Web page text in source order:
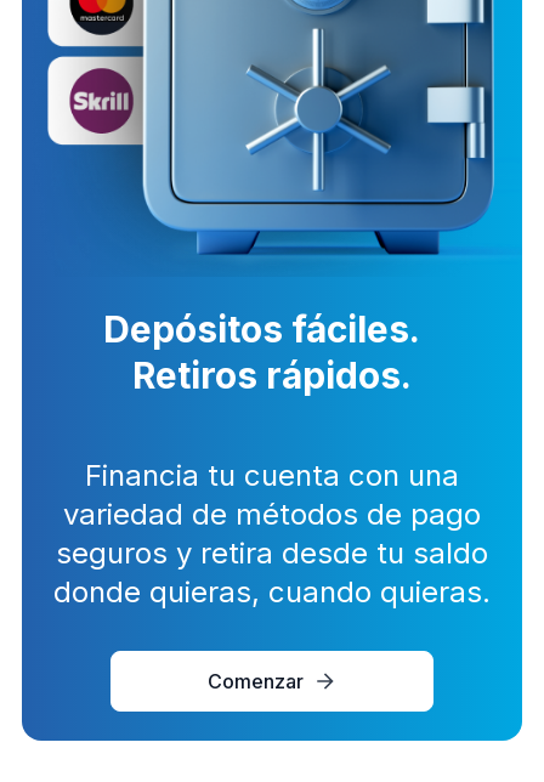
Depósitos fáciles.
Retiros rápidos.
Financia tu cuenta con una
variedad de métodos de pago
seguros y retira desde tu saldo
donde quieras, cuando quieras.
Comenzar